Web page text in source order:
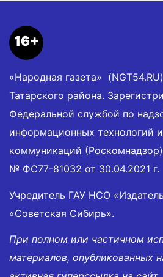
16+
«Народная газета»
Татарского района.
Федеральной службой по
информационных технологий
коммуникаций
№ ФС77-81032 от 30.04.2021 г.
Учредитель ГАУ НСО
«Советская Сибирь».
При полном или частичном
материалов, опубликованных